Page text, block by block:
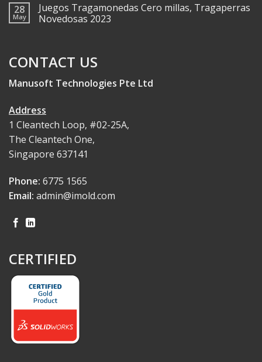
28
May
Juegos Tragamonedas Cero millas, Tragaperras
Novedosas 2023
CONTACT US
Manusoft Technologies Pte Ltd
Address
1 Cleantech Loop, #02-25A,
The Cleantech One,
Singapore 637141
Phone: 6775 1565
Email: admin@imold.com
CERTIFIED